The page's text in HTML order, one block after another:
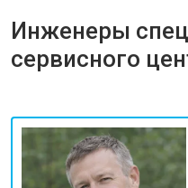
Инженеры
сервисного